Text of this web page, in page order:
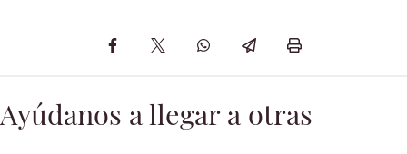
Ayúdanos a llegar a otras